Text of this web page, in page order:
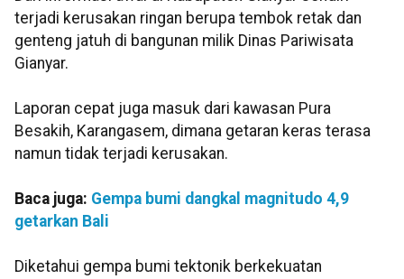
terjadi kerusakan ringan berupa tembok retak dan
genteng jatuh di bangunan milik Dinas Pariwisata
Gianyar.
Laporan cepat juga masuk dari kawasan Pura
Besakih, Karangasem, dimana getaran keras terasa
namun tidak terjadi kerusakan.
Baca juga: Gempa bumi dangkal magnitudo 4,9
getarkan Bali
Diketahui gempa bumi tektonik berkekuatan